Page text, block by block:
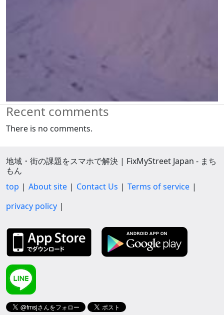
Recent comments
There is no comments.
地域・街の課題をスマホで解決 | FixMyStreet Japan - まち
もん
top
About site Contact Us
Terms of service
privacy policy